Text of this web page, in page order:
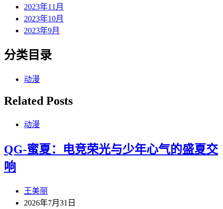
2023年11月
2023年10月
2023年9月
分类目录
动漫
Related Posts
动漫
QG-蜜夏：电竞荣光与少年心气的盛夏交
响
王美丽
2026年7月31日